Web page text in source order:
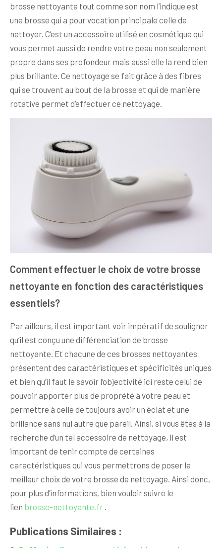
brosse nettoyante tout comme son nom l’indique est
une brosse qui a pour vocation principale celle de
nettoyer. C’est un accessoire utilisé en cosmétique qui
vous permet aussi de rendre votre peau non seulement
propre dans ses profondeur mais aussi elle la rend bien
plus brillante. Ce nettoyage se fait grâce à des fibres
qui se trouvent au bout de la brosse et qui de manière
rotative permet d’effectuer ce nettoyage.
Comment effectuer le choix de votre brosse
nettoyante en fonction des caractéristiques
essentiels?
Par ailleurs, il est important voir impératif de souligner
qu’il est conçu une différenciation de brosse
nettoyante. Et chacune de ces brosses nettoyantes
présentent des caractéristiques et spécificités uniques
et bien qu’il faut le savoir l’objectivité ici reste celui de
pouvoir apporter plus de proprété à votre peau et
permettre à celle de toujours avoir un éclat et une
brillance sans nul autre que pareil. Ainsi, si vous êtes à la
recherche d’un tel accessoire de nettoyage, il est
important de tenir compte de certaines
caractéristiques qui vous permettrons de poser le
meilleur choix de votre brosse de nettoyage. Ainsi donc,
pour plus d’informations, bien vouloir suivre le
lien brosse-nettoyante.fr
Publications Similaires :